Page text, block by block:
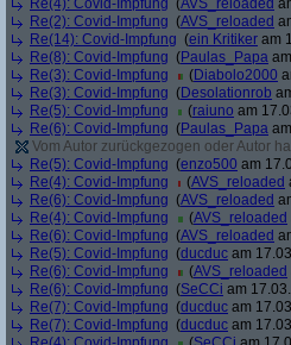
Re(4): Covid-Impfung (AVS_reloaded
Re(2): Covid-Impfung (AVS_reloaded
Re(14): Covid-Impfung (ein Kritiker am
Re(8): Covid-Impfung (Paulas_Papa
Re(3): Covid-Impfung
(Diabolo2000
Re(3): Covid-Impfung (Desolationrob
Re(5): Covid-Impfung
(raiuno am
Re(6): Covid-Impfung (Paulas_Papa
Vom Autor zurückgezogen oder Autor
Re(5): Covid-Impfung (enzo500 am
Re(4): Covid-Impfung
(AVS_reloaded
Re(6): Covid-Impfung (AVS_reloaded
Re(4): Covid-Impfung
(AVS_reloaded
Re(6): Covid-Impfung (AVS_reloaded
Re(5): Covid-Impfung (ducduc am
Re(6): Covid-Impfung
(AVS_reloaded
Re(6): Covid-Impfung (SeCCi am
Re(7): Covid-Impfung (ducduc am
Re(7): Covid-Impfung (ducduc am